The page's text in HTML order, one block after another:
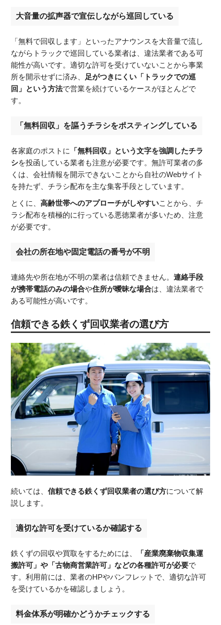
大音量の拡声器で宣伝しながら巡回している
「無料で回収します」といったアナウンスを大音量で流し
ながらトラックで巡回している業者は、違法業者である可
能性が高いです。適切な許可を受けていないことから事業
所を開示せずに済み、 足がつきにくい「トラックでの巡
回」という方法で営業を続けているケースがほとんどで
す。
「無料回収」を謳うチラシをポスティングしている
各家庭のポストに
「無料回収」という文字を強調したチラ
シを投函している業者も注意が必要です。無許可業者の多
くは、会社情報を開示できないことから自社のWebサイト
を持たず、チラシ配布を主な集客手段としています。
とくに、高齢世帯へのアプローチがしやすいことから、チ
ラシ配布を積極的に行っている悪徳業者が多いため、注意
が必要です。
会社の所在地や固定電話の番号が不明
連絡先や所在地が不明の業者は信頼できません。連絡手段
が携帯電話のみの場合や住所が曖昧な場合は、違法業者で
ある可能性が高いです。
信頼できる鉄くず回収業者の選び方
続いては、信頼できる鉄くず回収業者の選び方について解
説します。
適切な許可を受けているか確認する
鉄くずの回収や買取をするためには、
「産業廃棄物収集運
搬許可」や「古物商営業許可」などの各種許可が必要で
す。利用前には、業者のHPやパンフレットで、適切な許可
を受けているかを確認しましょう。
料金体系が明確かどうかチェックする